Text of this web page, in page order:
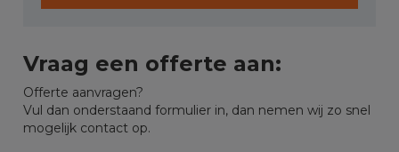
Vraag een offerte aan:
Offerte aanvragen?
Vul dan onderstaand formulier in, dan nemen wij zo snel
mogelijk contact op.